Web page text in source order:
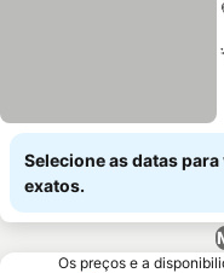
Selecione as datas
exatos.
Os preços e a